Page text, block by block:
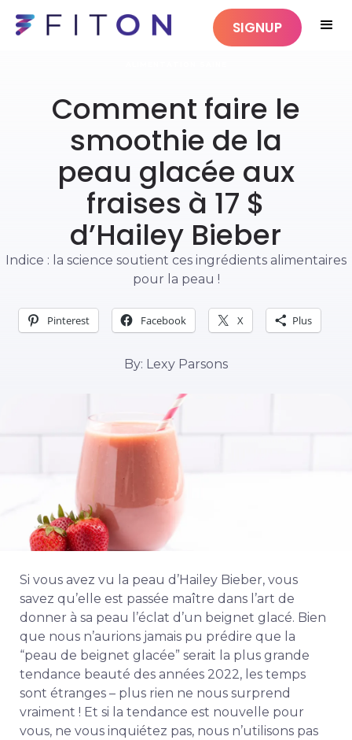
SIGNUP
Comment faire le
smoothie de la
peau glacée aux
fraises à 17 $
d’Hailey Bieber
Indice : la science soutient ces ingrédients alimentaires
pour la peau !
Pinterest Facebook X Plus
By: Lexy Parsons
Si vous avez vu la peau d’Hailey Bieber, vous
savez qu’elle est passée maître dans l’art de
donner à sa peau l’éclat d’un beignet glacé. Bien
que nous n’aurions jamais pu prédire que la
“peau de beignet glacée” serait la plus grande
tendance beauté des années 2022, les temps
sont étranges – plus rien ne nous surprend
vraiment ! Et si la tendance est nouvelle pour
vous, ne vous inquiétez pas, nous n’utilisons pas